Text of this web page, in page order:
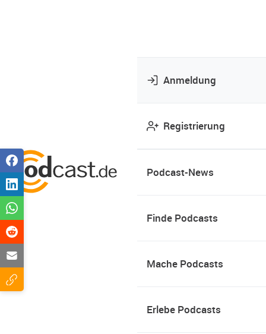
Anmeldung
Registrierung
Podcast-News
Finde Podcasts
Mache Podcasts
Erlebe Podcasts